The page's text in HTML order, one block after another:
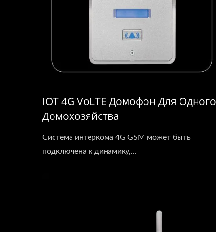
IOT 4G VoLTE Домофон Для Одного
Домохозяйства
Система интеркома 4G GSM может быть
подключена к динамику,...